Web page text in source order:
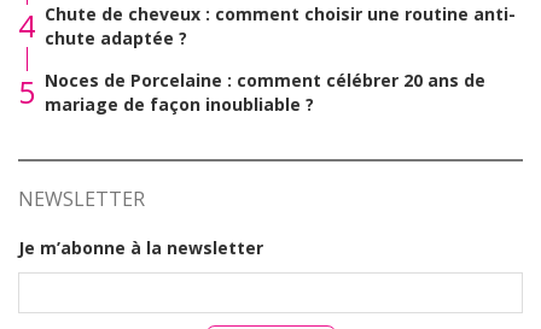
4 Chute de cheveux : comment choisir une routine anti-
chute adaptée ?
5 Noces de Porcelaine : comment célébrer 20 ans de
mariage de façon inoubliable ?
NEWSLETTER
Je m’abonne à la newsletter